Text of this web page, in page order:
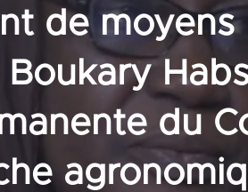
de
Boukary
du